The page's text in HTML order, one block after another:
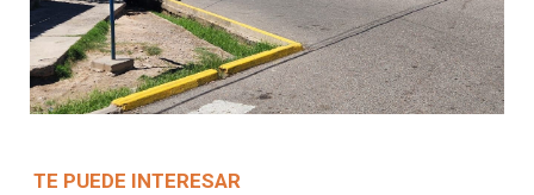
TE PUEDE INTERESAR